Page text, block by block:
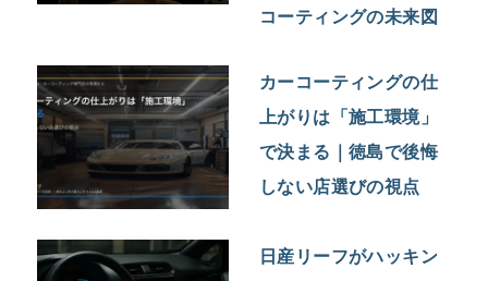
コーティングの未来図
カーコーティングの仕
上がりは「施工環境」
で決まる｜徳島で後悔
しない店選びの視点
日産リーフがハッキン